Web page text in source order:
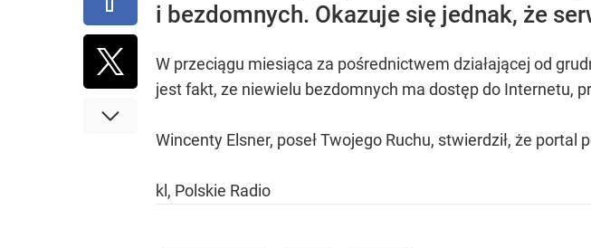
i bezdomnych. Okazuje się jednak, że
W przeciągu miesiąca za pośrednictwem działającej od
jest fakt, ze niewielu bezdomnych ma dostęp do Internetu,
Wincenty Elsner, poseł Twojego Ruchu, stwierdził, że
kl, Polskie Radio